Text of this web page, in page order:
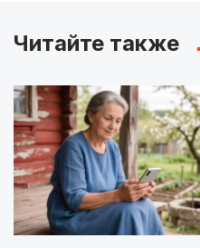
Читайте также